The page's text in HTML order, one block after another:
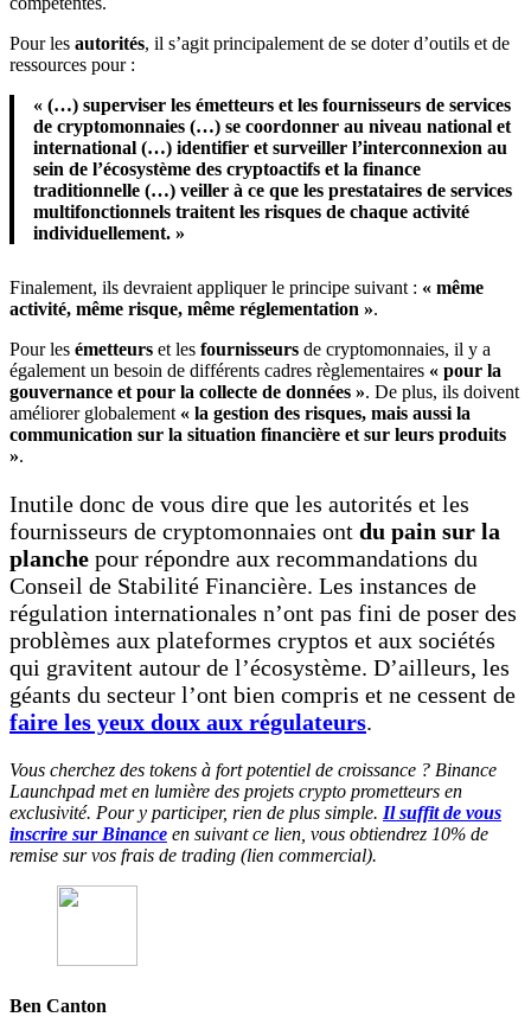
Pour les autorités, il s’agit principalement de se doter d’outils et de
ressources pour :
« (…) superviser les émetteurs et les fournisseurs de services
de cryptomonnaies (…) se coordonner au niveau national et
international (…) identifier et surveiller l’interconnexion au
sein de l’écosystème des cryptoactifs et la finance
traditionnelle (…) veiller à ce que les prestataires de services
multifonctionnels traitent les risques de chaque activité
individuellement. »
Finalement, ils devraient appliquer le principe suivant : « même
activité, même risque, même réglementation ».
Pour les émetteurs et les fournisseurs de cryptomonnaies, il y a
également un besoin de différents cadres règlementaires « pour la
gouvernance et pour la collecte de données ». De plus, ils doivent
améliorer globalement « la gestion des risques, mais aussi la
communication sur la situation financière et sur leurs produits
».
Inutile donc de vous dire que les autorités et les
fournisseurs de cryptomonnaies ont du pain sur la
planche pour répondre aux recommandations du
Conseil de Stabilité Financière. Les instances de
régulation internationales n’ont pas fini de poser des
problèmes aux plateformes cryptos et aux sociétés
qui gravitent autour de l’écosystème. D’ailleurs, les
géants du secteur l’ont bien compris et ne cessent de
faire les yeux doux aux régulateurs.
Vous cherchez des tokens à fort potentiel de croissance ? Binance
Launchpad met en lumière des projets crypto prometteurs en
exclusivité. Pour y participer, rien de plus simple. Il suffit de vous
inscrire sur Binance en suivant ce lien, vous obtiendrez 10% de
remise sur vos frais de trading (lien commercial).
Ben Canton